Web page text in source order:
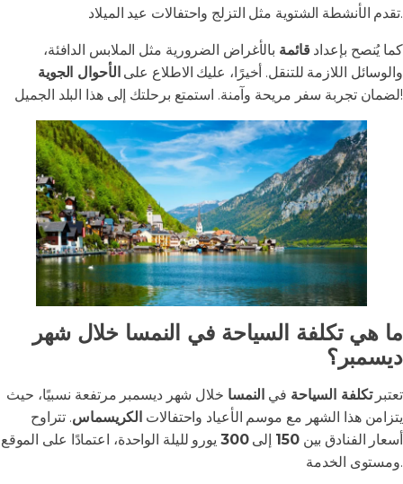
تقدم الأنشطة الشتوية مثل التزلج واحتفالات عيد الميلاد.
كما يُنصح بإعداد قائمة بالأغراض الضرورية مثل الملابس الدافئة،
والوسائل اللازمة للتنقل. أخيرًا، عليك الاطلاع على الأحوال الجوية
لضمان تجربة سفر مريحة وآمنة. استمتع برحلتك إلى هذا البلد الجميل!
ما هي تكلفة السياحة في النمسا خلال شهر
ديسمبر؟
تعتبرتكلفة السياحة في النمسا خلال شهر ديسمبر مرتفعة نسبيًا، حيث
يتزامن هذا الشهر مع موسم الأعياد واحتفالات الكريسماس. تتراوح
أسعار الفنادق بين150 إلى300 يورو لليلة الواحدة، اعتمادًا على الموقع
ومستوى الخدمة.